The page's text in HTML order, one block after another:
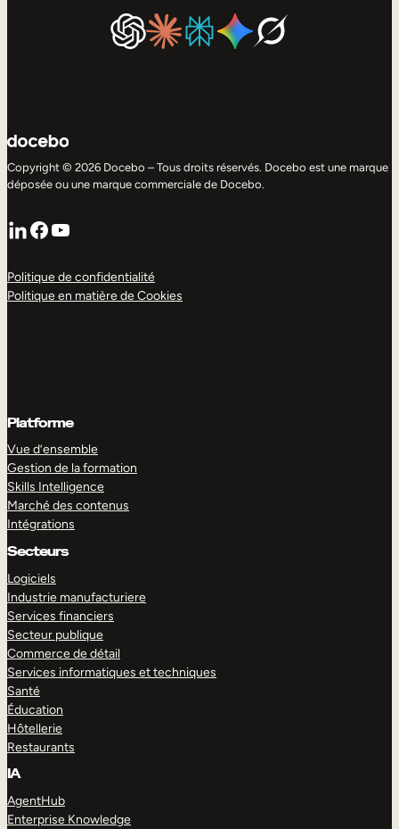
Copyright © 2026 Docebo – Tous droits réservés. Docebo est une marque
déposée ou une marque commerciale de Docebo.
LinkedIn
Facebook
YouTube
Politique de confidentialité
Politique en matière de Cookies
Platforme
Vue d’ensemble
Gestion de la formation
Skills Intelligence
Marché des contenus
Intégrations
Secteurs
Logiciels
Industrie manufacturiere
Services financiers
Secteur publique
Commerce de détail
Services informatiques et techniques
Santé
Éducation
Hôtellerie
Restaurants
IA
AgentHub
Enterprise Knowledge